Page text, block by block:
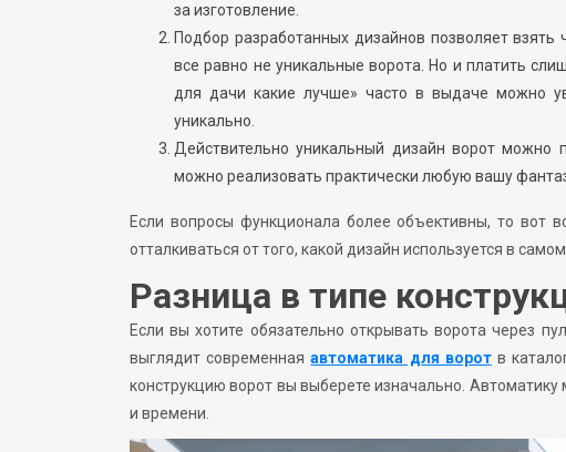
за изготовление.
Подбор разработанных дизайнов позволяет взять
все равно не уникальные ворота. Но и платить
для дачи какие лучше» часто в выдаче можно
уникально.
Действительно уникальный дизайн ворот можно
можно реализовать практически любую вашу
Если вопросы функционала более объективны, то вот
отталкиваться от того, какой дизайн используется в
Разница в типе
Если вы хотите обязательно открывать ворота через
выглядит современнаяавтоматика для воротв
конструкцию ворот вы выберете изначально.
и времени.